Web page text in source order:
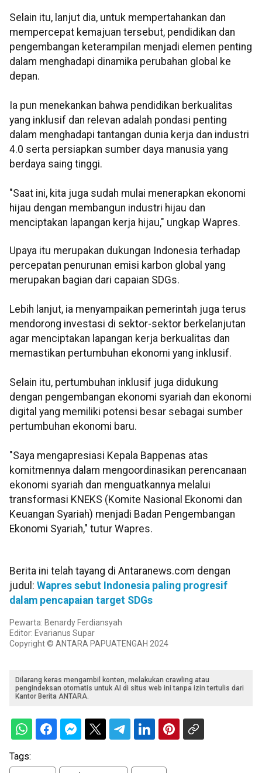
Selain itu, lanjut dia, untuk mempertahankan dan
mempercepat kemajuan tersebut, pendidikan dan
pengembangan keterampilan menjadi elemen penting
dalam menghadapi dinamika perubahan global ke
depan.
Ia pun menekankan bahwa pendidikan berkualitas
yang inklusif dan relevan adalah pondasi penting
dalam menghadapi tantangan dunia kerja dan industri
4.0 serta persiapkan sumber daya manusia yang
berdaya saing tinggi.
"Saat ini, kita juga sudah mulai menerapkan ekonomi
hijau dengan membangun industri hijau dan
menciptakan lapangan kerja hijau," ungkap Wapres.
Upaya itu merupakan dukungan Indonesia terhadap
percepatan penurunan emisi karbon global yang
merupakan bagian dari capaian SDGs.
Lebih lanjut, ia menyampaikan pemerintah juga terus
mendorong investasi di sektor-sektor berkelanjutan
agar menciptakan lapangan kerja berkualitas dan
memastikan pertumbuhan ekonomi yang inklusif.
Selain itu, pertumbuhan inklusif juga didukung
dengan pengembangan ekonomi syariah dan ekonomi
digital yang memiliki potensi besar sebagai sumber
pertumbuhan ekonomi baru.
"Saya mengapresiasi Kepala Bappenas atas
komitmennya dalam mengoordinasikan perencanaan
ekonomi syariah dan menguatkannya melalui
transformasi KNEKS (Komite Nasional Ekonomi dan
Keuangan Syariah) menjadi Badan Pengembangan
Ekonomi Syariah," tutur Wapres.
Berita ini telah tayang di Antaranews.com dengan
judul: Wapres sebut Indonesia paling progresif
dalam pencapaian target SDGs
Pewarta: Benardy Ferdiansyah
Editor: Evarianus Supar
Copyright © ANTARA PAPUATENGAH 2024
Dilarang keras mengambil konten, melakukan crawling atau
pengindeksan otomatis untuk AI di situs web ini tanpa izin tertulis dari
Kantor Berita ANTARA.
Tags: